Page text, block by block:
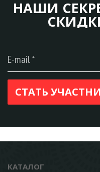
НАШИ
КАТАЛОГ